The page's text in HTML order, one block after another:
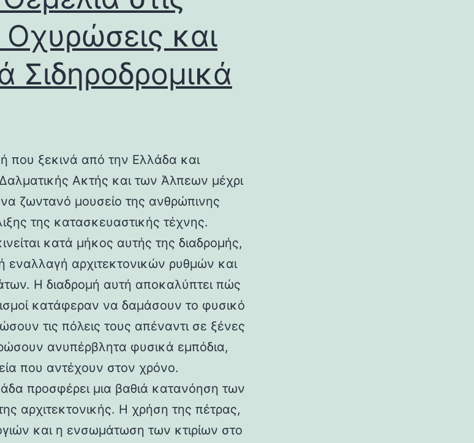
Οχυρώσεις και
Σιδηροδρομικά
που ξεκινά από την Ελλάδα και
Ακτής και των Άλπεων μέχρι
ζωντανό μουσείο της ανθρώπινης
της κατασκευαστικής τέχνης.
κατά μήκος αυτής της διαδρομής,
εναλλαγή αρχιτεκτονικών ρυθμών και
Η διαδρομή αυτή αποκαλύπτει πώς
κατάφεραν να δαμάσουν το φυσικό
τις πόλεις τους απέναντι σε ξένες
ανυπέρβλητα φυσικά εμπόδια,
που αντέχουν στον χρόνο.
προσφέρει μια βαθιά κατανόηση των
αρχιτεκτονικής. Η χρήση της πέτρας,
και η ενσωμάτωση των κτιρίων στο